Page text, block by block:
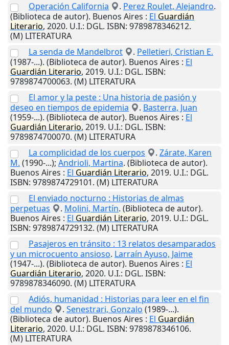
Operación California
. Perez Roulet, Alejandro.
(Biblioteca de autor). Buenos Aires : El Guardián
Literario, 2020. U.I.: DGL. ISBN: 9789878346212.
(M) LITERATURA
La senda de Mandelbrot
. Pelletieri, Cristian E.
(1987-...). (Biblioteca de autor). Buenos Aires : El
Guardián Literario, 2019. U.I.: DGL. ISBN:
9789874700063. (M) LITERATURA
El amor y la peste : Una historia de pasión y
deseo en tiempos de epidemia
. Basterra, Juan
(1959-...). (Biblioteca de autor). Buenos Aires : El
Guardián Literario, 2019. U.I.: DGL. ISBN:
9789874700070. (M) LITERATURA
La complicidad de los cuerpos
. Zárate, Karen
M. (1990-...); Andrioli, Martina. (Biblioteca de autor).
Buenos Aires : El Guardián Literario, 2019. U.I.: DGL.
ISBN: 9789874729101. (M) LITERATURA
El enviado nocturno : Historias de almas
perpetuas
. Molini, Martín. (Biblioteca de autor).
Buenos Aires : El Guardián Literario, 2019. U.I.: DGL.
ISBN: 9789874729132. (M) LITERATURA
Pasajeros en tránsito : 13 relatos desamparados
y un microcuento ansioso. Larraín Ayuso, Jaime
(1947-...). (Biblioteca de autor). Buenos Aires : El
Guardián Literario, 2020. U.I.: DGL. ISBN:
9789878346090. (M) LITERATURA
Adiós, humanidad : Historias para leer en el fin
del mundo
. Senestrari, Gonzalo (1989-...).
(Biblioteca de autor). Buenos Aires : El Guardián
Literario, 2020. U.I.: DGL. ISBN: 9789878346106.
(M) LITERATURA